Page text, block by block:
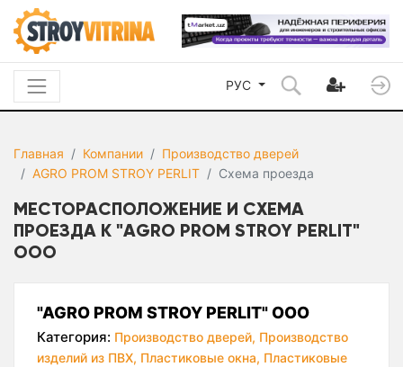
РУС
Главная Компании
Производство дверей
AGRO PROM STROY PERLIT
Схема проезда
МЕСТОРАСПОЛОЖЕНИЕ И СХЕМА
ПРОЕЗДА К "AGRO PROM STROY PERLIT"
ООО
"AGRO PROM STROY PERLIT" ООО
Категория: Производство дверей, Производство
изделий из ПВХ, Пластиковые окна, Пластиковые